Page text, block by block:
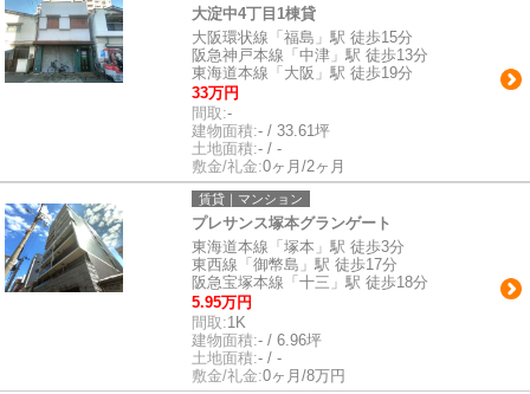
大淀中4丁目1棟貸
大阪環状線「福島」駅 徒歩15分
阪急神戸本線「中津」駅 徒歩13分
東海道本線「大阪」駅 徒歩19分
33万円
間取:-
建物面積:- / 33.61坪
土地面積:- / -
敷金/礼金:0ヶ月/2ヶ月
賃貸｜マンション
プレサンス塚本グランゲート
東海道本線「塚本」駅 徒歩3分
東西線「御幣島」駅 徒歩17分
阪急宝塚本線「十三」駅 徒歩18分
5.95万円
間取:1K
建物面積:- / 6.96坪
土地面積:- / -
敷金/礼金:0ヶ月/8万円